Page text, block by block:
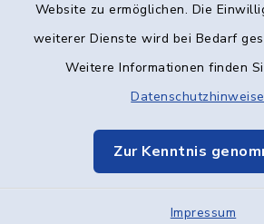
Website zu ermöglichen. Die
weiterer Dienste wird bei Bedarf
Weitere Informationen finden
Zur Kenntnis
Impressum
Barrierefreiheit
Datenschutz
Elektronische
Sitemap